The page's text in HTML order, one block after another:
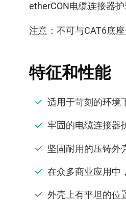
etherCON电缆连接器
注意：不可与CAT6底座
特征和性能
适用于苛刻的环境
牢固的电缆连接器
坚固耐用的压铸外
在众多商业应用中
外壳上有平坦的位